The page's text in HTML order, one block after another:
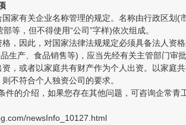
有关企业名称管理的规定。名称由行政区划(
等，但不得使用“公司”字样)依次组成。
因此，对国家法律法规规定必须具备法人资格
生产、食品销售等)，应当先经有关主管部门审
或者以家庭共有财产作为个人出资。以家庭共
符合个人独资公司的要求。
介绍，如果您存在其他问题，可咨询企常青
newsInfo_10127.html